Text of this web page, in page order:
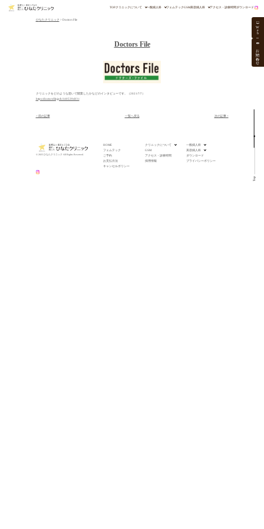
TOPクリニックについて 一般婦人科 フェムテックGSM美容婦人科 アクセス・診療時間ダウンロード
ひなたクリニック > Doctors File
Doctors File
クリニックをどのような思いで開業したかなどのインタビューです。（2021/7/7）
https://doctorsfile.jp/h/140539/df/1/
< 前の記事 一覧へ戻る 次の記事 >
W
e
b
お問い合わせ
Top
© 2025 ひなたクリニック All Rights Reserved.
HOME クリニックについて
一般婦人科
フェムテック
GSM
美容婦人科
ご予約
アクセス・診療時間
ダウンロード
お支払方法
採用情報
プライバシーポリシー
キャンセルポリシー